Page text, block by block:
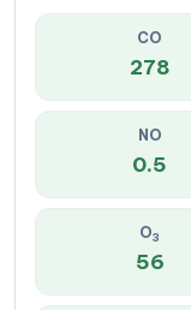
CO
278
NO
0.5
O3
56